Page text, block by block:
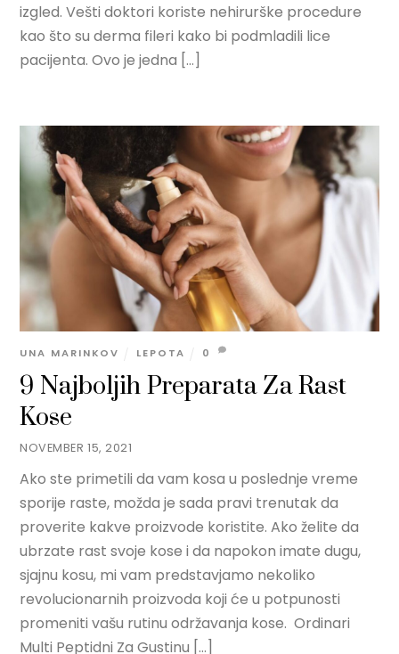
izgled. Vešti doktori koriste nehirurške procedure
kao što su derma fileri kako bi podmladili lice
pacijenta. Ovo je jedna […]
NOVEMBER 15, 2021
9 Najboljih Preparata Za Rast
Kose
UNA MARINKOV LEPOTA 0
Ako ste primetili da vam kosa u poslednje vreme
sporije raste, možda je sada pravi trenutak da
proverite kakve proizvode koristite. Ako želite da
ubrzate rast svoje kose i da napokon imate dugu,
sjajnu kosu, mi vam predstavjamo nekoliko
revolucionarnih proizvoda koji će u potpunosti
promeniti vašu rutinu održavanja kose. Ordinari
Multi Peptidni Za Gustinu […]